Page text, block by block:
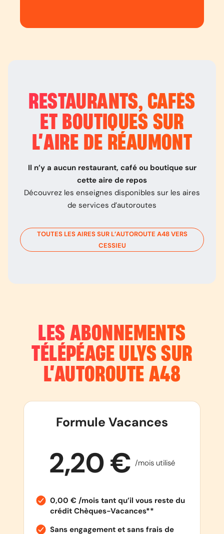
RESTAURANTS, CAFÉS
ET BOUTIQUES SUR
L’AIRE DE RÉAUMONT
Il n’y a aucun restaurant, café ou boutique sur
cette aire de repos
Découvrez les enseignes disponibles sur les aires
de services d’autoroutes
TOUTES LES AIRES SUR L’AUTOROUTE A48VERS
CESSIEU
LES ABONNEMENTS
TÉLÉPÉAGE ULYS SUR
L’AUTOROUTE A48
Formule Vacances
2,20 € /mois utilisé
0,00 € /mois tant qu’il vous reste du
crédit Chèques-Vacances**
Sans engagement et sans frais de